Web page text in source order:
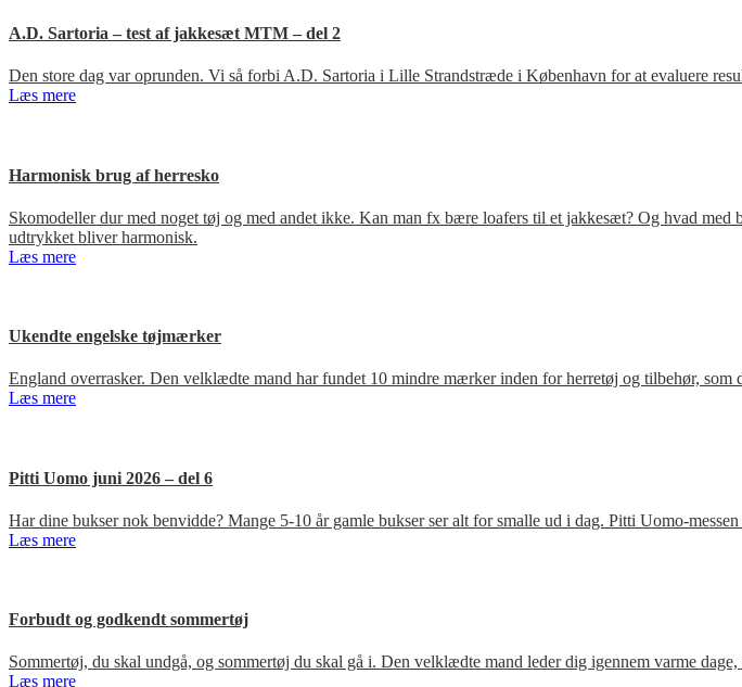
A.D. Sartoria – test af jakkesæt MTM – del 2
Den store dag var oprunden. Vi så forbi A.D. Sartoria i Lille Strandstræde i København for at evaluere
Læs mere
Harmonisk brug af herresko
Skomodeller dur med noget tøj og med andet ikke. Kan man fx bære loafers til et jakkesæt? Og hvad
udtrykket bliver harmonisk.
Læs mere
Ukendte engelske tøjmærker
England overrasker. Den velklædte mand har fundet 10 mindre mærker inden for herretøj og tilbehør,
Læs mere
Pitti Uomo juni 2026 – del 6
Har dine bukser nok benvidde? Mange 5-10 år gamle bukser ser alt for smalle ud i dag. Pitti Uomo-
Læs mere
Forbudt og godkendt sommertøj
Sommertøj, du skal undgå, og sommertøj du skal gå i. Den velklædte mand leder dig igennem varme
Læs mere